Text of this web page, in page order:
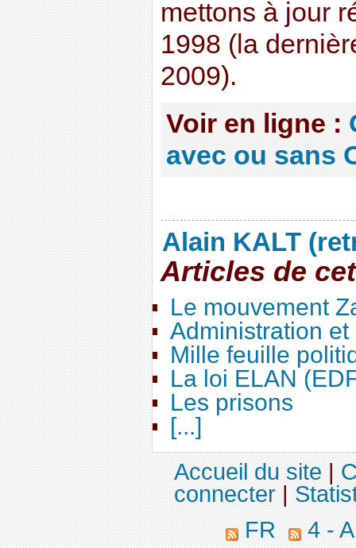
mettons à jour
1998 (la
2009).
Voir en ligne :
avec ou sans
Alain KALT
Articles de
Le mouvement
Administration
Mille feuille
La loi ELAN
Les prisons
[...]
Accueil du site|
connecter|
FR
4 -